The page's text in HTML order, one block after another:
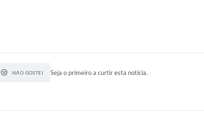
NÃO GOSTEI Seja o primeiro a curtir esta notícia.